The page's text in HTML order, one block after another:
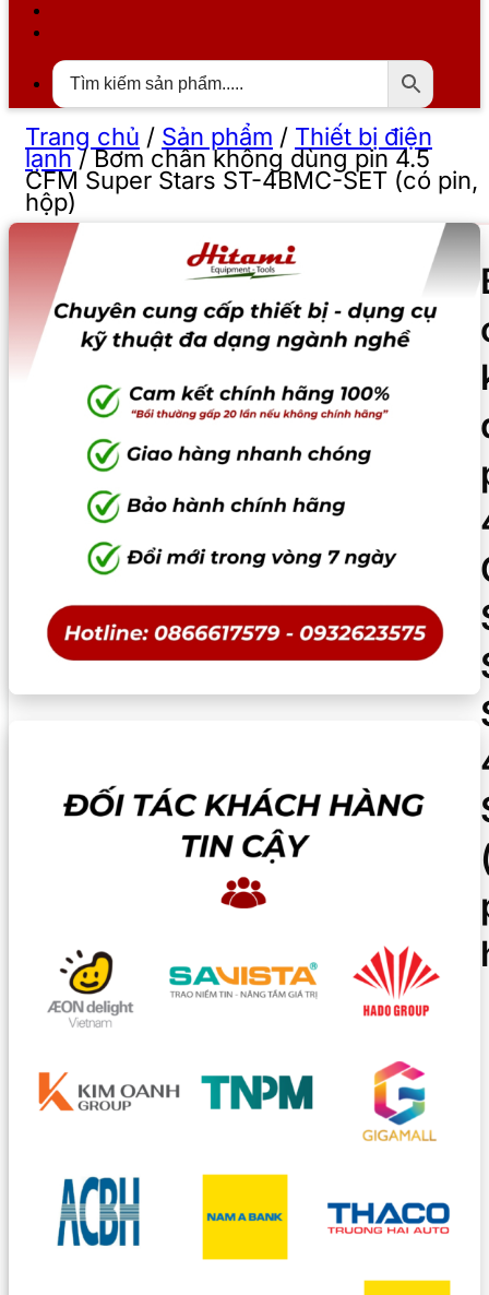
Trang chủ / Sản phẩm / Thiết bị điện
lạnh/Bơm chân không dùng pin 4.5
CFM Super Stars ST-4BMC-SET (có pin,
hộp)